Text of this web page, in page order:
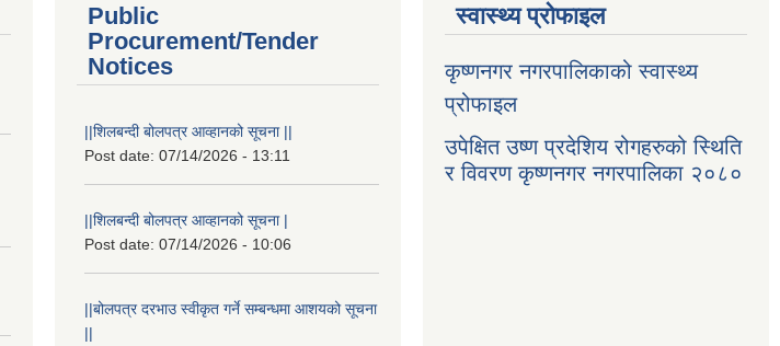
Public
Procurement/Tender
Notices
||शिलबन्दी बोलपत्र आव्हानको सूचना ||
Post date: 07/14/2026 - 13:11
||शिलबन्दी बोलपत्र आव्हानको सूचना |
Post date: 07/14/2026 - 10:06
||बोलपत्र दरभाउ स्वीकृत गर्ने सम्बन्धमा आशयको सूचना
||
स्वास्थ्य प्रोफाइल
कृष्णनगर नगरपालिकाको स्वास्थ्य
प्रोफाइल
उपेक्षित उष्ण प्रदेशिय रोगहरुको स्थिति
र विवरण कृष्णनगर नगरपालिका २०८०